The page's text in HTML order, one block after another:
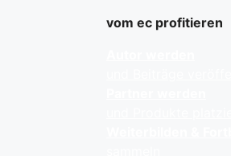
vom ec profitieren